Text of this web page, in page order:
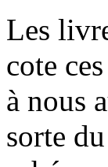
Les
cote
à nous
sorte